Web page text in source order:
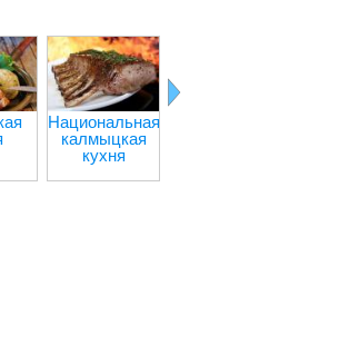
Национальная
калмыцкая
кухня